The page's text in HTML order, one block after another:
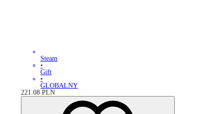
Steam
•
Gift
•
GLOBALNY
221.08 PLN